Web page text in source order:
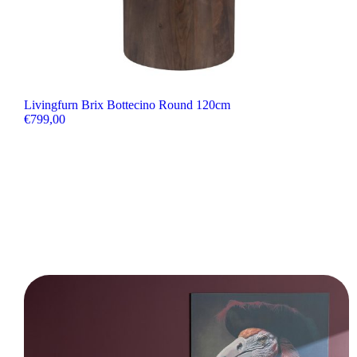
Livingfurn Brix Bottecino Round 120cm
€799,00